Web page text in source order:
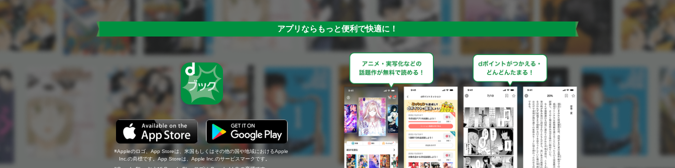
アプリならもっと便利で快適に！
Appleのロゴ、App Storeは、米国もしくはその他の国や地域におけるApple
Inc.の商標です。App Storeは、Apple Inc.のサービスマークです。